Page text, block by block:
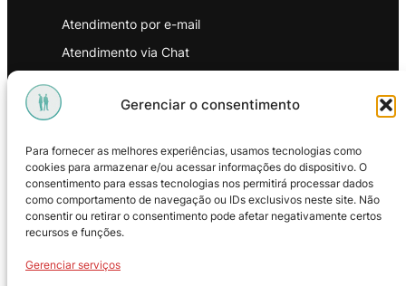
Gerenciar o consentimento
Para fornecer as melhores experiências, usamos tecnologias como
cookies para armazenar e/ou acessar informações do dispositivo. O
consentimento para essas tecnologias nos permitirá processar dados
como comportamento de navegação ou IDs exclusivos neste site. Não
consentir ou retirar o consentimento pode afetar negativamente certos
recursos e funções.
Gerenciar serviços
Atendimento por e-mail
Atendimento via Chat
Política de Privacidade
Política de Troca e Devoluções
Política de Reembolso